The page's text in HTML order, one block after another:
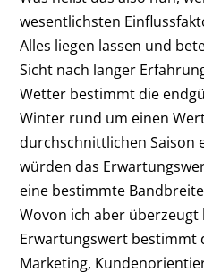
wesentlichsten
Alles liegen lassen und
Sicht nach langer
Wetter bestimmt die
Winter rund um einen
durchschnittlichen Saison
würden das
eine bestimmte
Wovon ich aber überzeugt
Erwartungswert bestimmt
Marketing,